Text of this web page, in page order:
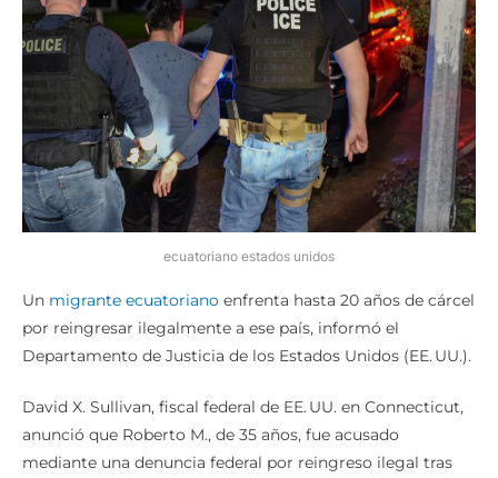
ecuatoriano estados unidos
Un migrante ecuatoriano enfrenta hasta 20 años de cárcel
por reingresar ilegalmente a ese país, informó el
Departamento de Justicia de los Estados Unidos (EE. UU.).
David X. Sullivan, fiscal federal de EE. UU. en Connecticut,
anunció que Roberto M., de 35 años, fue acusado
mediante una denuncia federal por reingreso ilegal tras